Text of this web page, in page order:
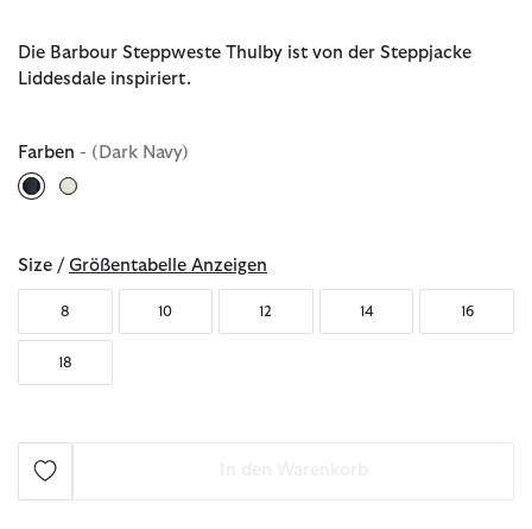
Die Barbour Steppweste Thulby ist von der Steppjacke
Liddesdale inspiriert.
Farben - (Dark Navy)
Size / Größentabelle Anzeigen
8 10 12 14 16
18